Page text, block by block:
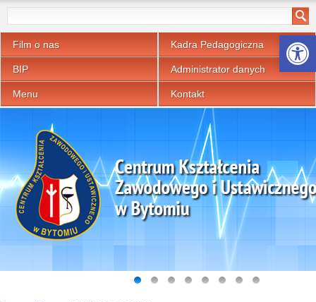
Otwórz
Film o nas Kadra Pedagogiczna
BIP Administrator danych
Menu Kontakt